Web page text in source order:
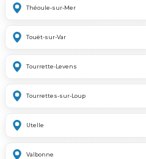
Théoule-sur-Mer
Touët-sur-Var
Tourrette-Levens
Tourrettes-sur-Loup
Utelle
Valbonne